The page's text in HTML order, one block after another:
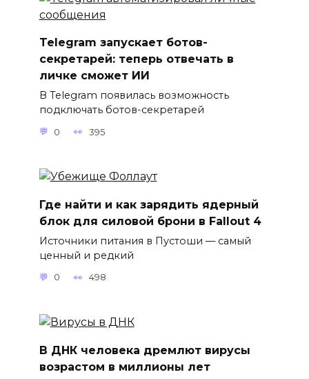
Telegram запускает ботов-
секретарей: теперь отвечать в
личке сможет ИИ
В Telegram появилась возможность
подключать ботов-секретарей
0 395
Где найти и как зарядить ядерный
блок для силовой брони в Fallout 4
Источники питания в Пустоши — самый
ценный и редкий
0 498
В ДНК человека дремлют вирусы
возрастом в миллионы лет